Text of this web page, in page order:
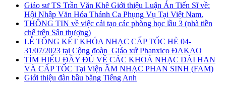
Giáo sư TS Trần Văn Khê Giới thiệu Luận Án Tiến Sĩ về:
Hội Nhập Văn Hóa Thánh Ca Phụng Vụ Tại Việt Nam.
THÔNG TIN về việc cải tạo các phòng học lầu 3 (nhà tiền
chế trên Sân thượng)
LỄ TỔNG KẾT KHÓA NHẠC CẤP TỐC HÈ 04-
31/07/2023 tại Cộng đoàn_Giáo xứ Phanxico ĐAKAO
TÌM HIỂU ĐẦY ĐỦ VỀ CÁC KHOÁ NHẠC DÀI HẠN
VÀ CẤP TỐC Tại Viện ÂM NHẠC PHAN SINH (FAM)
Giới thiệu đàn bầu bằng Tiếng Anh